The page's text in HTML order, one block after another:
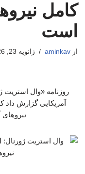
کامل
است
از aminkav ژانویه 23, 2026
روزنامه «وال استریت
آمریکایی گزارش